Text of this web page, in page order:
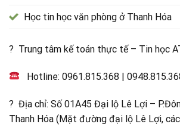
Học tin học văn phòng ở Thanh Hóa
? Trung tâm kế toán thực tế – Tin học
Hotline:0961.815.368 |
? Địa chỉ: Số 01A45 Đại lộ Lê Lợi –
Thanh Hóa (Mặt đường đại lộ Lê Lợi,